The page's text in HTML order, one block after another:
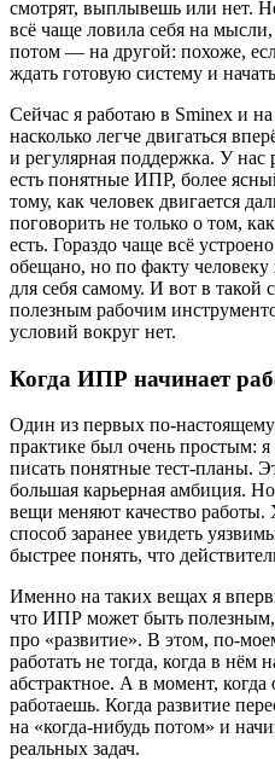
смотрят, выплывешь или нет.
всё чаще ловила себя на мысли,
потом — на другой: похоже,
ждать готовую систему и
Сейчас я работаю в Sminex и
насколько легче двигаться
и регулярная поддержка. У нас
есть понятные ИПР, более
тому, как человек двигается
поговорить не только о том,
есть. Гораздо чаще всё
обещано, но по факту человеку
для себя самому. И вот в
полезным рабочим
условий вокруг нет.
Когда ИПР начинает
Один из первых по-
практике был очень простым: я
писать понятные тест-планы.
большая карьерная амбиция.
вещи меняют качество
способ заранее увидеть
быстрее понять, что
Именно на таких вещах я
что ИПР может быть
про «развитие». В этом, по-
работать не тогда, когда в нём
абстрактное. А в момент,
работаешь. Когда развитие
на «когда-нибудь потом» и
реальных задач.